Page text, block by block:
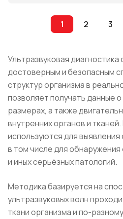
1 2 3
Ультразвуковая
достоверным и безопасным
структур организма в
позволяет получать данные
размерах, а также
внутренних органов и
используются для
в том числе для
и иных серьёзных патологий.
Методика базируется на
ультразвуковых волн
ткани организма и по-